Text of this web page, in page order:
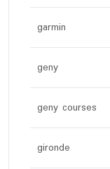
garmin
geny
geny courses
gironde